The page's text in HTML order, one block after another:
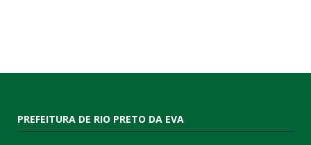
PREFEITURA DE RIO PRETO DA EVA